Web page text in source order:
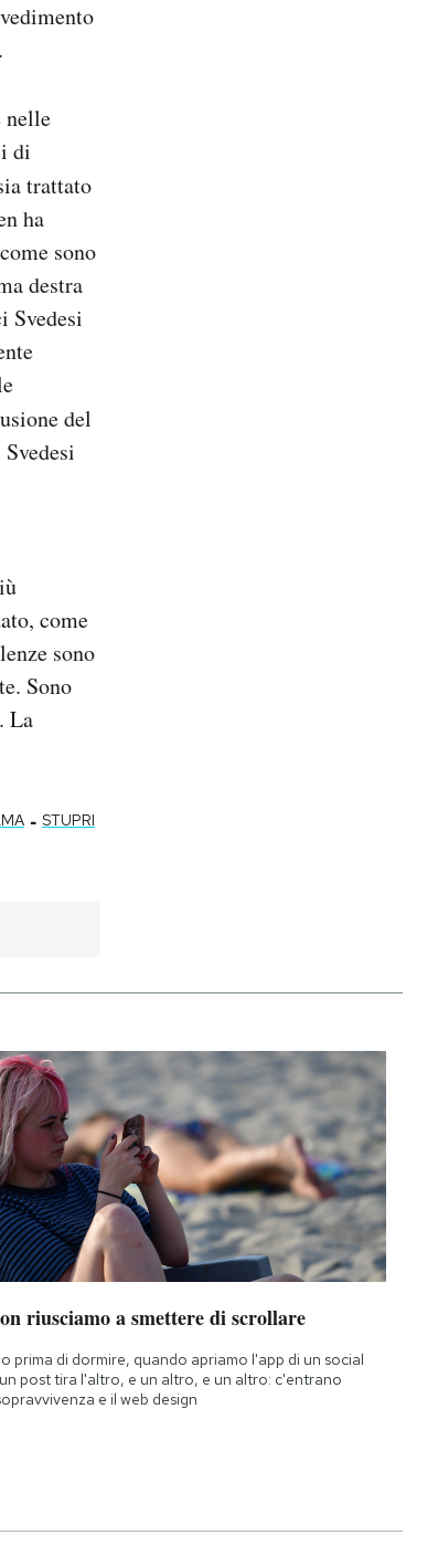
nelle
di
trattato
ha
sono
destra
Svedesi
del
come
sono
Sono
La
- STUPRI
riusciamo a smettere di scrollare
prima di dormire, quando apriamo l'app di un social
post tira l'altro, e un altro, e un altro: c'entrano
e il web design